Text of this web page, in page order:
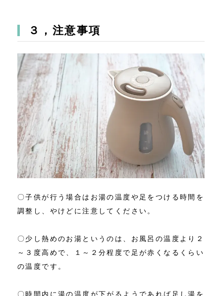
３，注意事項
〇子供が行う場合はお湯の温度や足をつける時間を
調整し、やけどに注意してください。
〇少し熱めのお湯というのは、お風呂の温度より２
～３度高めで、１～２分程度で足が赤くなるくらい
の温度です。
〇時間内に湯の温度が下がるようであれば足し湯を